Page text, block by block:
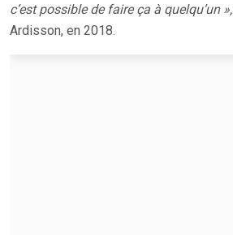
c’est possible de faire ça à quelqu’un »,
Ardisson, en 2018.